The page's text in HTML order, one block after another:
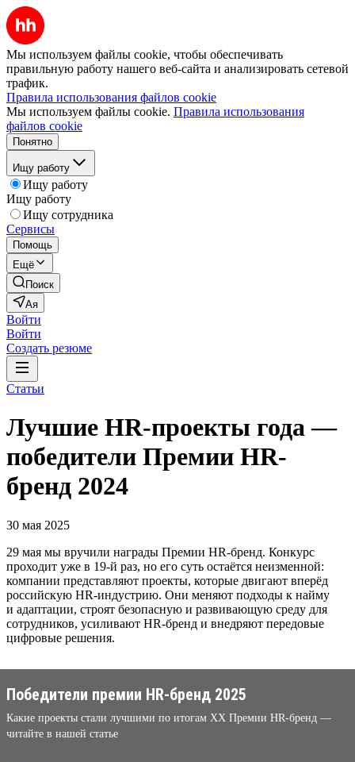
Мы используем файлы cookie, чтобы обеспечивать
правильную работу нашего веб-сайта и анализировать сетевой
трафик.
Правила использования файлов cookie
Мы используем файлы cookie. Правила использования
файлов cookie
Понятно
Ищу работу
Ищу работу
Ищу работу
Ищу сотрудника
Сервисы
Помощь
Ещё
Поиск
Ая
Войти
Войти
Создать резюме
Статьи
Лучшие HR-проекты года —
победители Премии HR-
бренд 2024
30 мая 2025
29 мая мы вручили награды Премии HR-бренд. Конкурс
проходит уже в 19-й раз, но его суть остаётся неизменной:
компании представляют проекты, которые двигают вперёд
российскую HR-индустрию. Они меняют подходы к найму
и адаптации, строят безопасную и развивающую среду для
сотрудников, усиливают HR-бренд и внедряют передовые
цифровые решения.
Победители премии HR-бренд 2025
Какие проекты стали лучшими по итогам XX Премии HR-бренд —
читайте в нашей статье